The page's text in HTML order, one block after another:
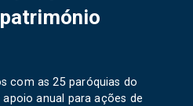
com as 25 paróquias do
anual para ações de